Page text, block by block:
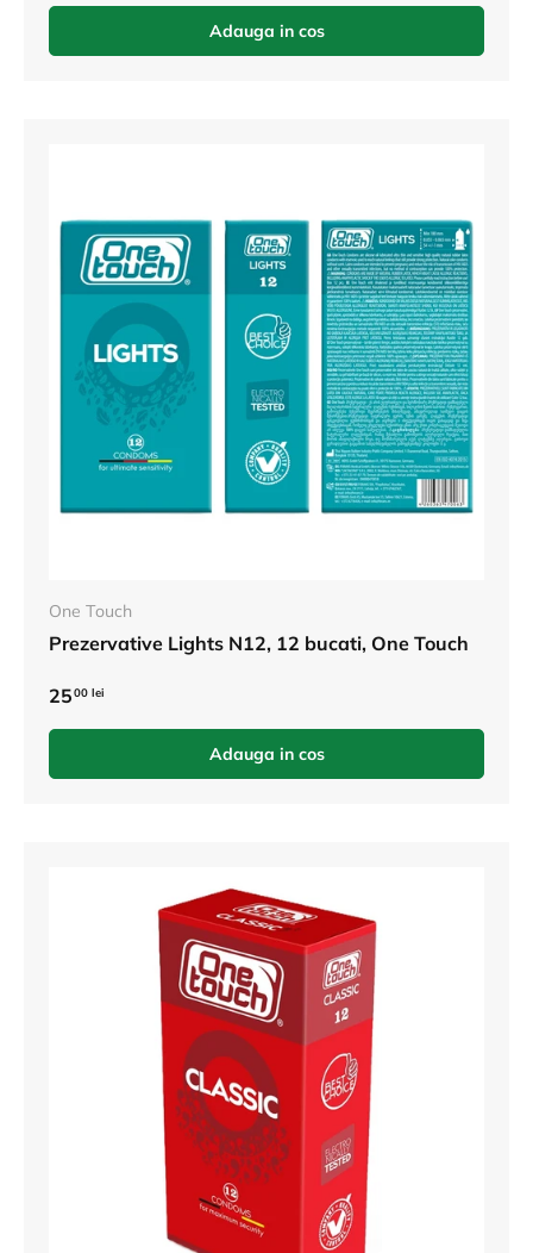
Adauga in cos
One Touch
Prezervative Lights N12, 12 bucati, One Touch
2500 lei
Adauga in cos